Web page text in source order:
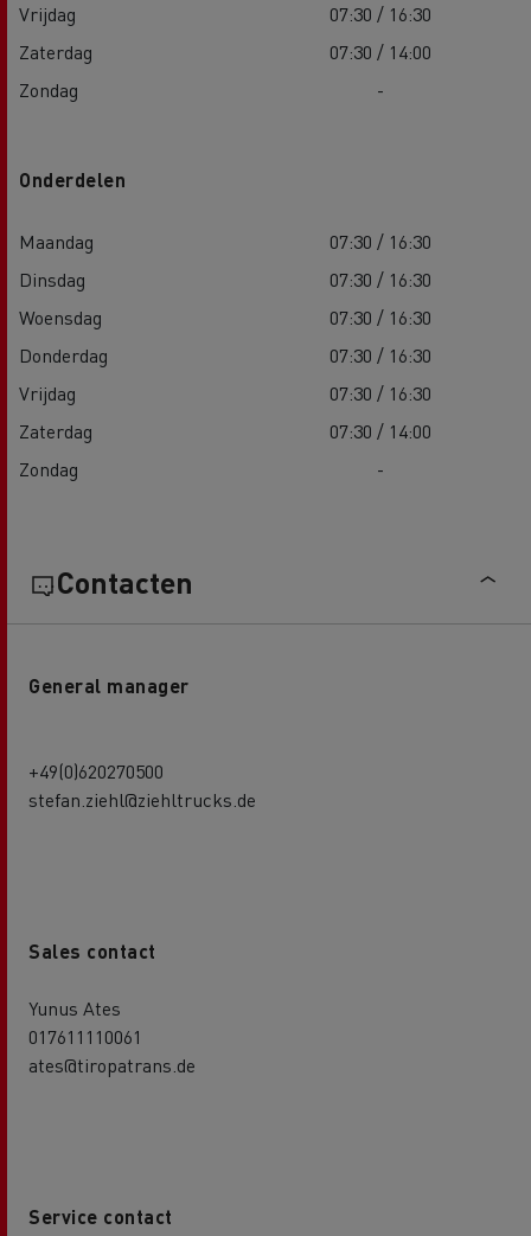
Vrijdag
07:30 / 16:30
Zaterdag
07:30 / 14:00
Zondag
-
Onderdelen
Maandag
07:30 / 16:30
Dinsdag
07:30 / 16:30
Woensdag
07:30 / 16:30
Donderdag
07:30 / 16:30
Vrijdag
07:30 / 16:30
Zaterdag
07:30 / 14:00
Zondag
-
Contacten
General manager
+49(0)620270500
stefan.ziehl@ziehltrucks.de
Sales contact
Yunus Ates
017611110061
ates@tiropatrans.de
Service contact